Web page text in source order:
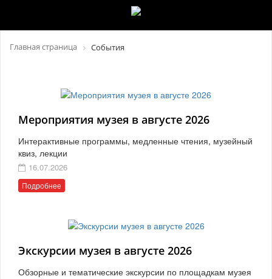
Главная страница События
Мероприятия музея в августе 2026
Интерактивные программы, медленные чтения, музейный
квиз, лекции
16.07.2026
Подробнее
Экскурсии музея в августе 2026
Обзорные и тематические экскурсии по площадкам музея